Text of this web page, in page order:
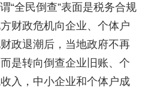
全民倒查”表面是税务合规
财政危机向企业、个体户
政退潮后，当地政府不再
是转向倒查企业旧账、个
入，中小企业和个体户成